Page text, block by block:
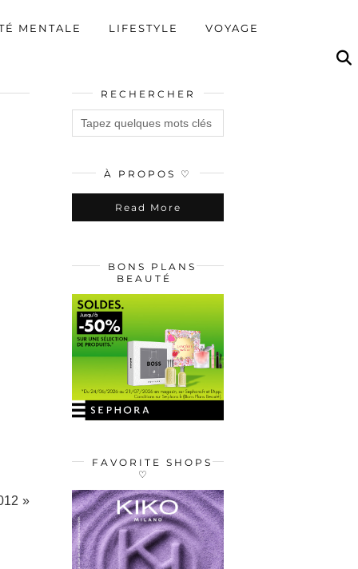
MENTALE LIFESTYLE VOYAGE
»
RECHERCHER
À PROPOS ♡
Read More
BONS PLANS
BEAUTÉ
FAVORITE SHOPS
♡